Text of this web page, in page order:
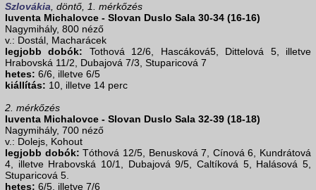
Szlovákia, döntő, 1. mérkőzés
Iuventa Michalovce - Slovan Duslo Sala 30-34 (16-16)
Nagymihály, 800 néző
v.: Dostál, Macharácek
legjobb dobók: Tothová 12/6, Hascáková5, Dittelová 5, illetve
Hrabovská 11/2, Dubajová 7/3, Stuparicová 7
hetes: 6/6, illetve 6/5
kiállítás: 10, illetve 14 perc
2. mérkőzés
Iuventa Michalovce - Slovan Duslo Sala 32-39 (18-18)
Nagymihály, 700 néző
v.: Dolejs, Kohout
legjobb dobók: Tóthová 12/5, Benusková 7, Cínová 6, Kundrátová
4, illetve Hrabovská 10/1, Dubajová 9/5, Caltíková 5, Halásová 5,
Stuparicová 5.
hetes: 6/5, illetve 7/6